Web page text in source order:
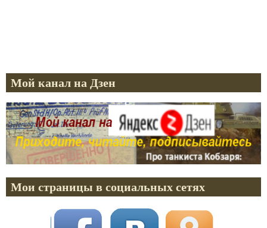
Мой канал на Дзен
Мои страницы в социальных сетях